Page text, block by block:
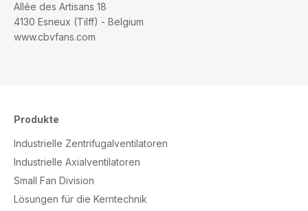
Allée des Artisans 18
4130 Esneux (Tilff) - Belgium
www.cbvfans.com
Produkte
Industrielle Zentrifugalventilatoren
Industrielle Axialventilatoren
Small Fan Division
Lösungen für die Kerntechnik